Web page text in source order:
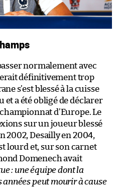
normalement avec
définitivement trop
s’est blessé à la cuisse
et a été obligé de déclarer
d’Europe. Le
sur un joueur blessé
2002, Desailly en 2004,
lourd et, sur son carnet
Domenech avait
: une équipe dont la
peut mourir à cause